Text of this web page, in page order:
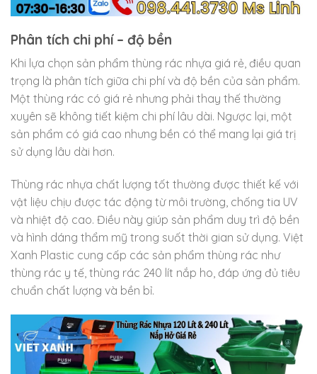
Phân tích chi phí – độ bền
Khi lựa chọn sản phẩm thùng rác nhựa giá rẻ, điều quan
trọng là phân tích giữa chi phí và độ bền của sản phẩm.
Một thùng rác có giá rẻ nhưng phải thay thế thường
xuyên sẽ không tiết kiệm chi phí lâu dài. Ngược lại, một
sản phẩm có giá cao nhưng bền có thể mang lại giá trị
sử dụng lâu dài hơn.
Thùng rác nhựa chất lượng tốt thường được thiết kế với
vật liệu chịu được tác động từ môi trường, chống tia UV
và nhiệt độ cao. Điều này giúp sản phẩm duy trì độ bền
và hình dáng thẩm mỹ trong suốt thời gian sử dụng. Việt
Xanh Plastic cung cấp các sản phẩm thùng rác như
thùng rác y tế, thùng rác 240 lít nắp ho, đáp ứng đủ tiêu
chuẩn chất lượng và bền bỉ.